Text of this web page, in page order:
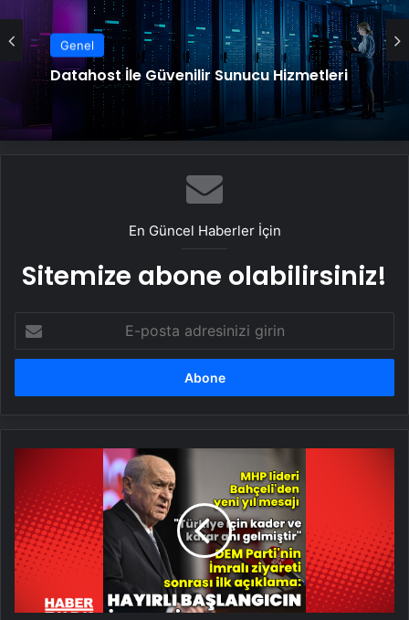
Genel
Datahost İle Güvenilir Sunucu Hizmetleri
En Güncel Haberler İçin
Sitemize abone olabilirsiniz!
posta
adresinizi
için
karar
anı
geldi